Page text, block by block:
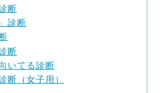
断
診断
断
いてる診断
断（女子用）